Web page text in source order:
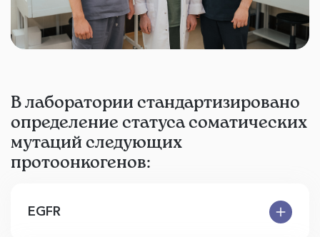
В лаборатории стандартизировано
определение статуса соматических
мутаций следующих
протоонкогенов:
EGFR